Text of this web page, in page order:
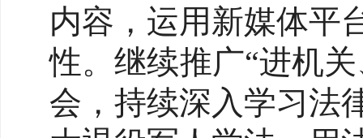
内容，运用新媒体平
性。继续推广“进机
会，持续深入学习法